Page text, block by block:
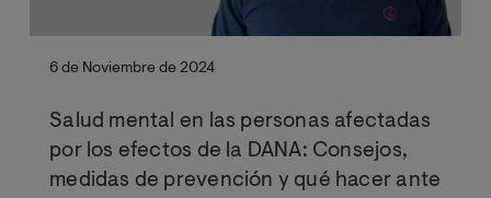
6 de Noviembre de 2024
Salud mental en las personas afectadas
por los efectos de la DANA: Consejos,
medidas de prevención y qué hacer ante